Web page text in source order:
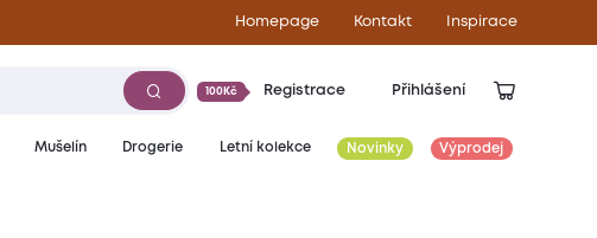
Homepage Kontakt Inspirace
100Kč Registrace Přihlášení
Mušelín Drogerie Letní kolekce Novinky Výprodej